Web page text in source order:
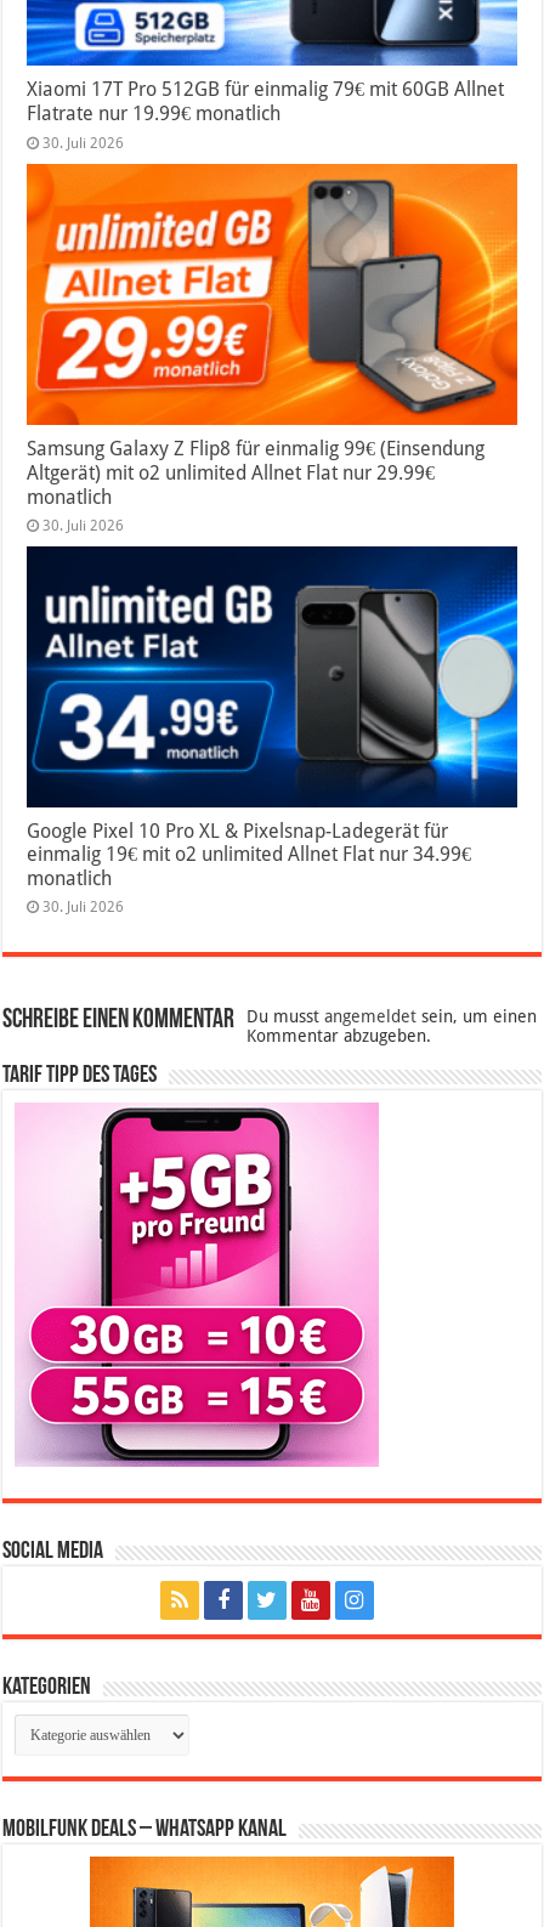
Xiaomi 17T Pro 512GB für einmalig 79€ mit 60GB Allnet
Flatrate nur 19.99€ monatlich
30. Juli 2026
Samsung Galaxy Z Flip8 für einmalig 99€ (Einsendung
Altgerät) mit o2 unlimited Allnet Flat nur 29.99€
monatlich
30. Juli 2026
Google Pixel 10 Pro XL & Pixelsnap-Ladegerät für
einmalig 19€ mit o2 unlimited Allnet Flat nur 34.99€
monatlich
30. Juli 2026
Schreibe einen Kommentar Du musstangemeldet sein, um einen
Kommentar abzugeben.
Tarif Tipp des Tages
Social Media
Kategorien
Kategorien
Mobilfunk Deals – WhatsApp Kanal